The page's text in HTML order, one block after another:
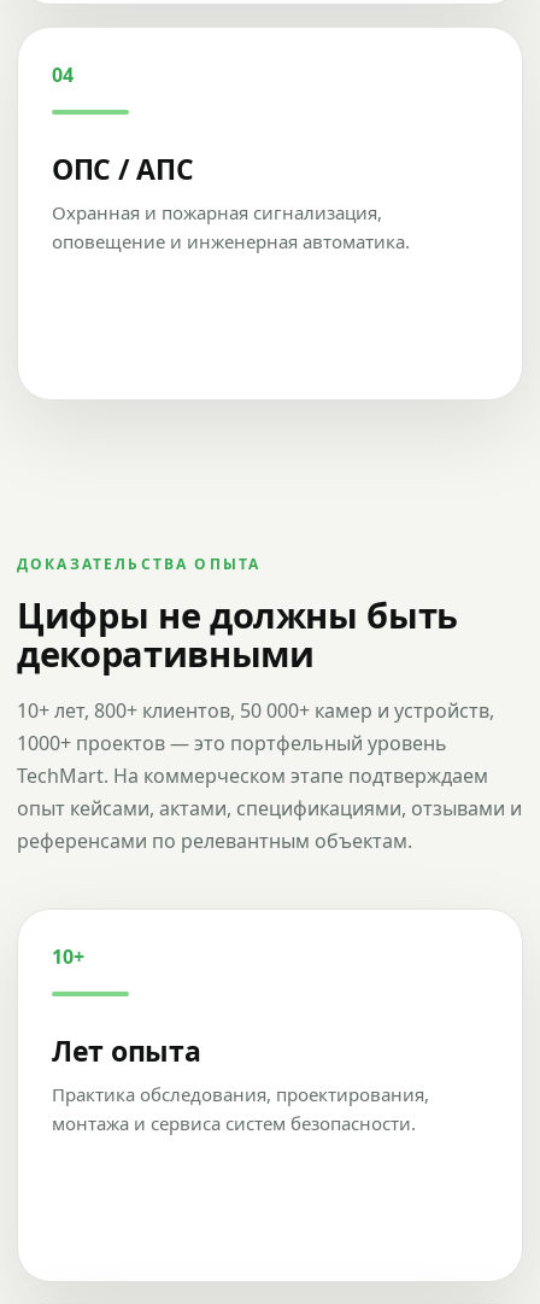
04
ОПС / АПС
Охранная и пожарная сигнализация,
оповещение и инженерная автоматика.
ДОКАЗАТЕЛЬСТВА ОПЫТА
Цифры не должны быть
декоративными
10+ лет, 800+ клиентов, 50 000+ камер и устройств,
1000+ проектов — это портфельный уровень
TechMart. На коммерческом этапе подтверждаем
опыт кейсами, актами, спецификациями, отзывами и
референсами по релевантным объектам.
10+
Лет опыта
Практика обследования, проектирования,
монтажа и сервиса систем безопасности.